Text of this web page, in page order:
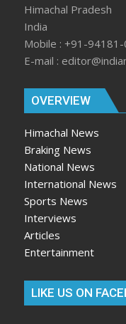
Himachal Pradesh
India
Mobile : +91-
E-mail :
OVERVIEW
Himachal News
Braking News
National News
International News
Sports News
Interviews
Articles
Entertainment
LIKE US ON